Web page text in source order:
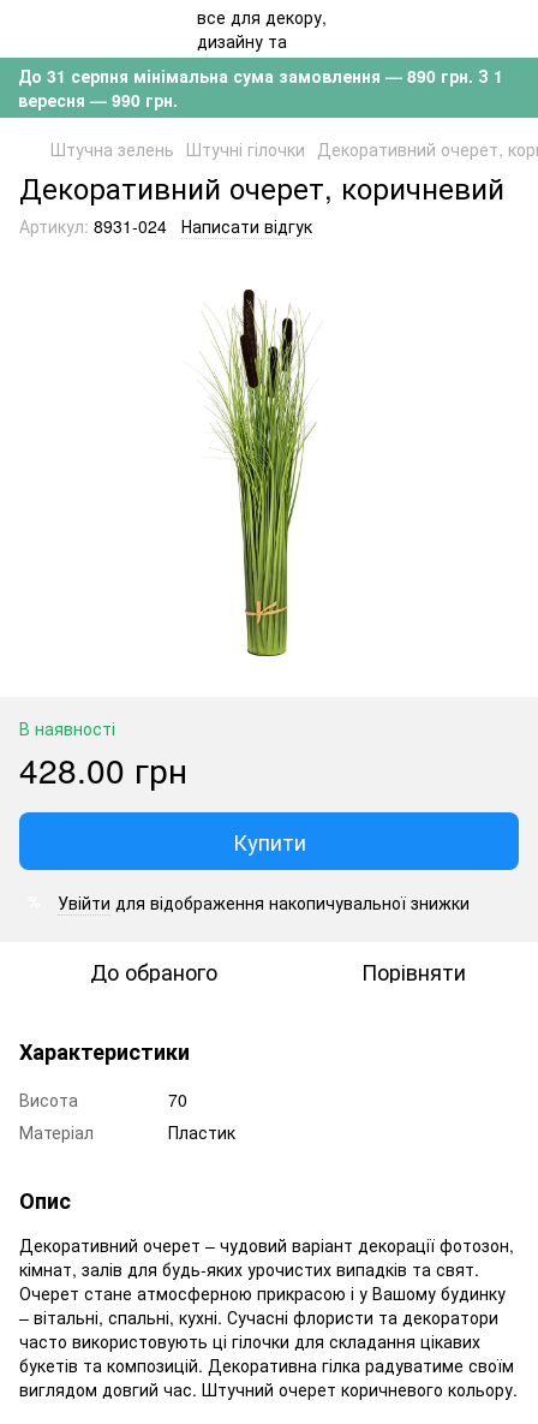
До 31 серпня мінімальна сума замовлення — 890 грн. З 1
вересня — 990 грн.
Штучна зелень Штучні гілочки Декоративний очерет,
Декоративний очерет, коричневий
Артикул: 8931-024 Написати відгук
В наявності
428.00 грн
Купити
Увійти для відображення накопичувальної знижки
До обраного Порівняти
Характеристики
Висота
70
Матеріал
Пластик
Опис
Декоративний очерет – чудовий варіант декорації фотозон,
кімнат, залів для будь-яких урочистих випадків та свят.
Очерет стане атмосферною прикрасою і у Вашому будинку
– вітальні, спальні, кухні. Сучасні флористи та декоратори
часто використовують ці гілочки для складання цікавих
букетів та композицій. Декоративна гілка радуватиме своїм
виглядом довгий час. Штучний очерет коричневого кольору.